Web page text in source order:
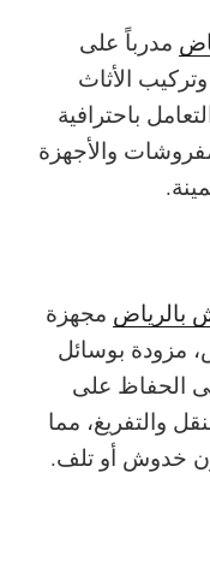
مدرباً على
الأثاث
باحترافية
والأجهزة
بالرياض مجهزة
مزودة بوسائل
الحفاظ على
والتفريغ، مما
خدوش أو تلف.